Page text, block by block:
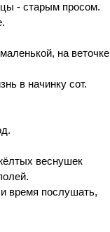
- старым просом.
на веточке
в начинку сот.
веснушек
время послушать,